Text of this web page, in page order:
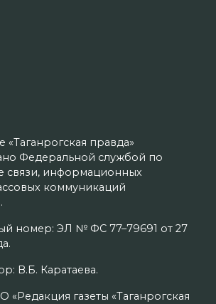
«Таганрогская правда»
Федеральной службой по
связи, информационных
коммуникаций
номер: ЭЛ № ФС 77–79691 от 27
В.Б. Каратаева.
«Редакция газеты «Таганрогская